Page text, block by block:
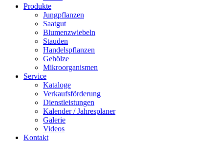
Produkte
Jungpflanzen
Saatgut
Blumenzwiebeln
Stauden
Handelspflanzen
Gehölze
Mikroorganismen
Service
Kataloge
Verkaufsförderung
Dienstleistungen
Kalender / Jahresplaner
Galerie
Videos
Kontakt